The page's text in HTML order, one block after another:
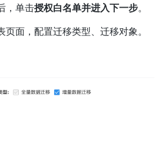
，单击授权白名单并进入下一步。
页面，配置迁移类型、迁移对象。